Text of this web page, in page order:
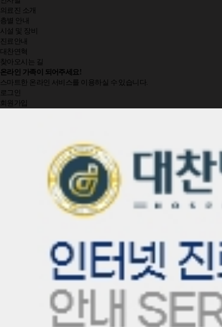
의료진 소개
층별 안내
시설 및 장비
진료안내
대찬연혁
찾아오시는 길
온라인 가족이 되어주세요!
스마트한 온라인 서비스를 이용하실 수 있습니다.
로그인
회원가입